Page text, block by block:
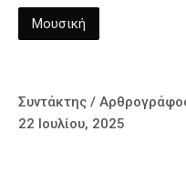
Μουσική
Συντάκτης /
22 Ιουλίου, 2025